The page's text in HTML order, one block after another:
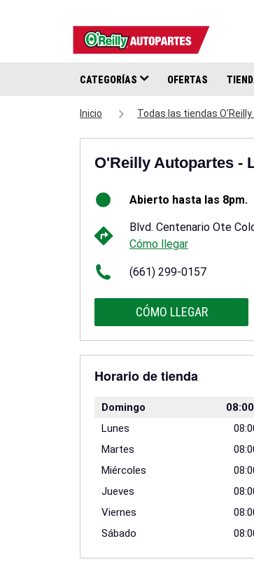
CATEGORÍAS OFERTAS
Inicio Todas las tiendas
O'Reilly Autopartes -
Abierto hasta las 8pm.
Blvd. Centenario Ote
Cómo llegar
(661) 299-0157
CÓMO LLEGAR
Horario de tienda
Domingo
Lunes
Martes
Miércoles
Jueves
Viernes
Sábado